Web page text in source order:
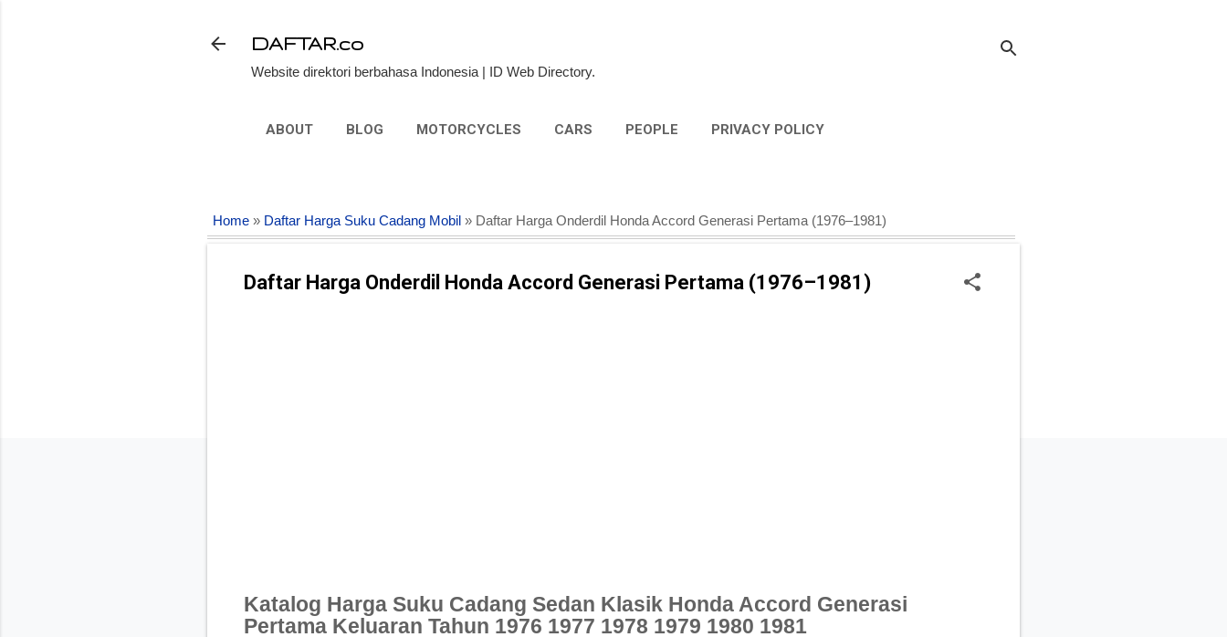
DAFTAR.co
Website direktori berbahasa Indonesia | ID Web Directory.
ABOUT BLOG MOTORCYCLES CARS PEOPLE PRIVACY POLICY
Home » Daftar Harga Suku Cadang Mobil » Daftar Harga Onderdil Honda Accord Generasi Pertama (1976–1981)
Daftar Harga Onderdil Honda Accord Generasi Pertama (1976–1981)
Katalog Harga Suku Cadang Sedan Klasik Honda Accord Generasi
Pertama Keluaran Tahun 1976 1977 1978 1979 1980 1981